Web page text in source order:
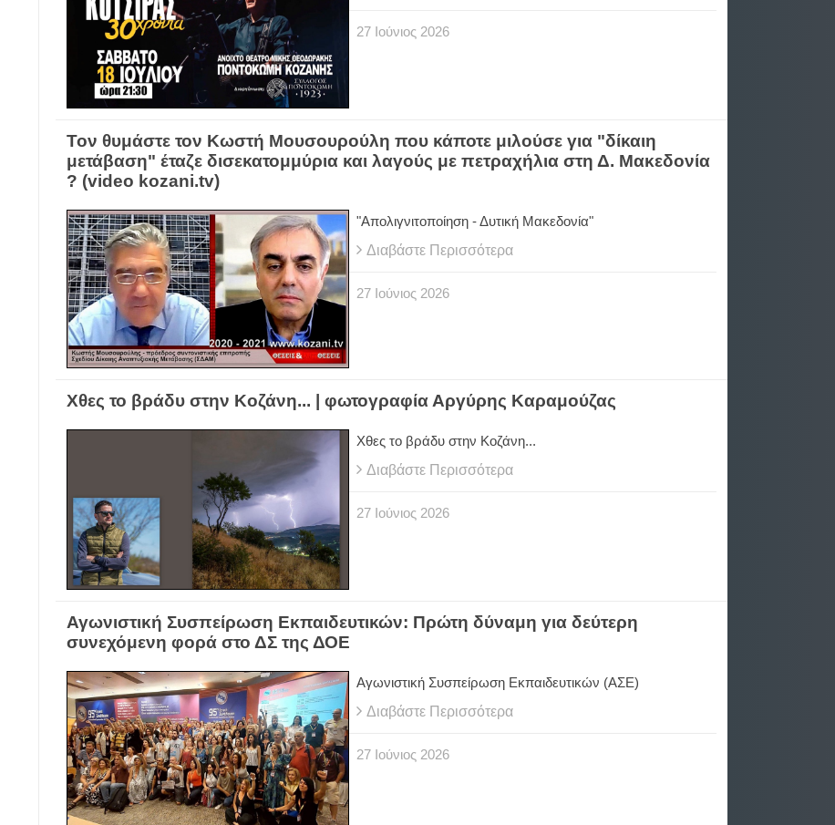
27 Ιούνιος 2026
Τον θυμάστε τον Κωστή Μουσουρούλη που κάποτε μιλούσε για "δίκαιη
μετάβαση" έταζε δισεκατομμύρια και λαγούς με πετραχήλια στη Δ. Μακεδονία
? (video kozani.tv)
"Απολιγνιτοποίηση - Δυτική Μακεδονία"
Διαβάστε Περισσότερα
27 Ιούνιος 2026
Χθες το βράδυ στην Κοζάνη... | φωτογραφία Αργύρης Καραμούζας
Χθες το βράδυ στην Κοζάνη...
Διαβάστε Περισσότερα
27 Ιούνιος 2026
Αγωνιστική Συσπείρωση Εκπαιδευτικών: Πρώτη δύναμη για δεύτερη
συνεχόμενη φορά στο ΔΣ της ΔΟΕ
Αγωνιστική Συσπείρωση Εκπαιδευτικών (ΑΣΕ)
Διαβάστε Περισσότερα
27 Ιούνιος 2026